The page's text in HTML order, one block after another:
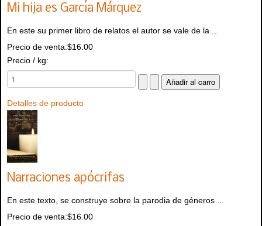
Mi hija es García Márquez
En este su primer libro de relatos el autor se vale de la ...
Precio de venta:$16.00
Precio / kg:
Detalles de producto
Narraciones apócrifas
En este texto, se construye sobre la parodia de géneros ...
Precio de venta:$16.00